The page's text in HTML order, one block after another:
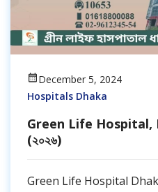
December 5, 2024
Hospitals Dhaka
Green Life Hospital,
(২০২৬)
Green Life Hospital